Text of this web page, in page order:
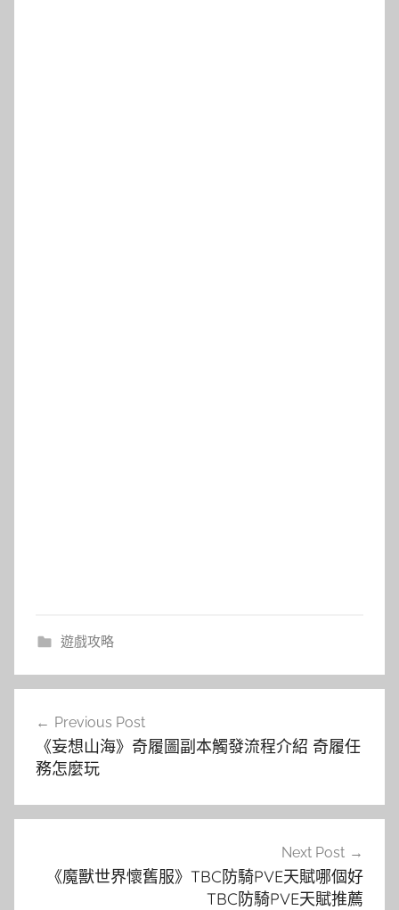
遊戲攻略
導
覽
Previous Post
《妄想山海》奇履圖副本觸發流程介紹 奇履任
務怎麼玩
Next Post
《魔獸世界懷舊服》TBC防騎PVE天賦哪個好
TBC防騎PVE天賦推薦